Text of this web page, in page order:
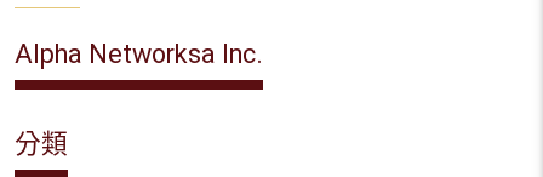
Alpha Networksa Inc.
分類